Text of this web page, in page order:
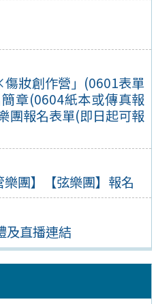
傷妝創作營」(0601表單
章(0604紙本或傳真報
團報名表單(即日起可報
團】【弦樂團】報名
及直播連結